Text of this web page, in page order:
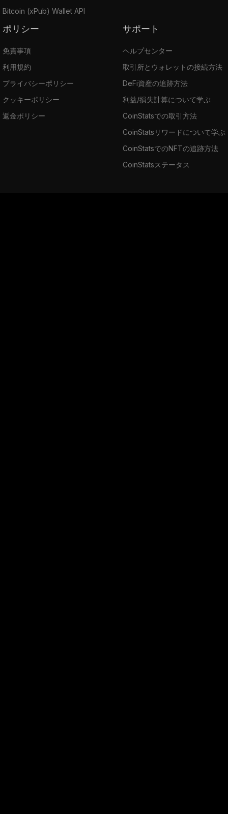
Bitcoin (xPub) Wallet API
ポリシー
免責事項
利用規約
プライバシーポリシー
クッキーポリシー
返金ポリシー
サポート
ヘルプセンター
取引所とウォレットの接続方法
DeFi資産の追跡方法
利益/損失計算について学ぶ
CoinStatsでの取引方法
CoinStatsリワードについて学ぶ
CoinStatsでのNFTの追跡方法
CoinStatsステータス